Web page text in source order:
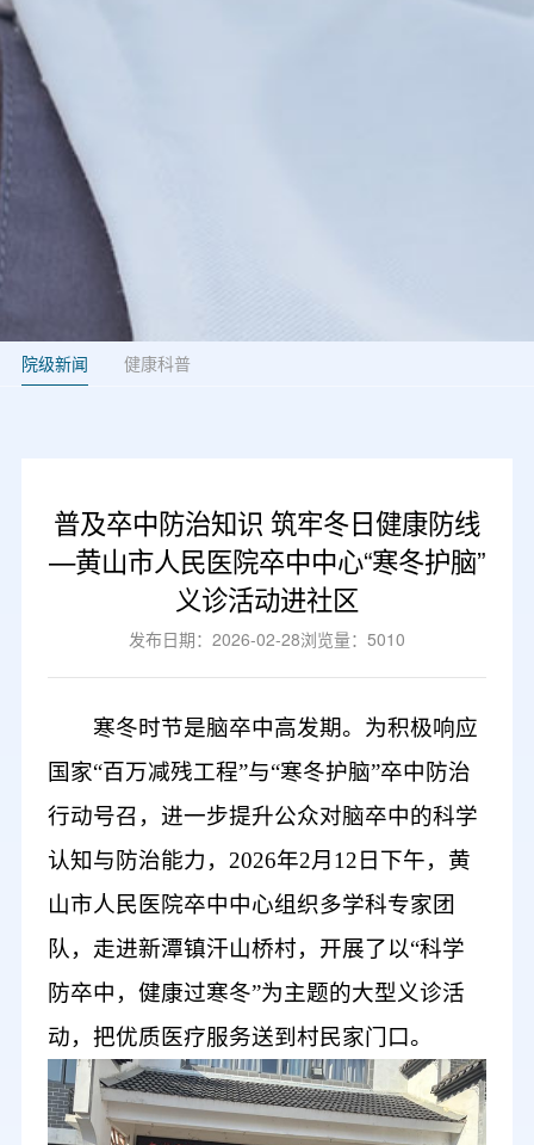
院级新闻 健康科普
普及卒中防治知识 筑牢冬日健康防线
—黄山市人民医院卒中中心“寒冬护脑”
义诊活动进社区
发布日期：2026-02-28浏览量：5010
寒冬时节是脑卒中高发期。为积极响应
国家“百万减残工程”与“寒冬护脑”卒中防治
行动号召， 进一步提升公众对脑卒中的科学
认知与防治能力， 2026年2月12日下午，黄
山市人民医院卒中中心组织多学科专家团
队，走进新潭镇汗山桥村， 开展了以“科学
防卒中，健康过寒冬”为主题的大型义诊活
动，把优质医疗服务送到村民家门口。